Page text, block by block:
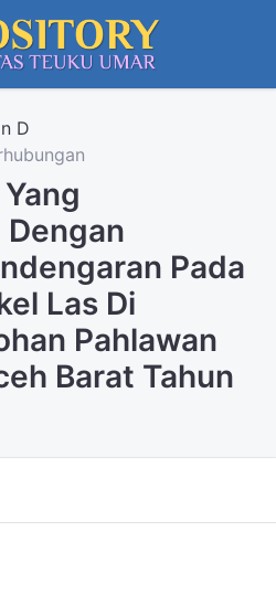
D
Pada
Las Di
Pahlawan
Barat Tahun